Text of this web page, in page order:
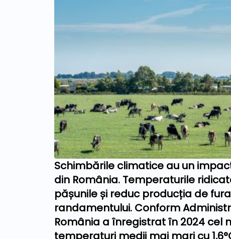
Schimbările climatice au un
din România. Temperaturile
pășunile și reduc producția de
randamentului. Conform
România a înregistrat în 2024 cel
temperaturi medii mai mari cu